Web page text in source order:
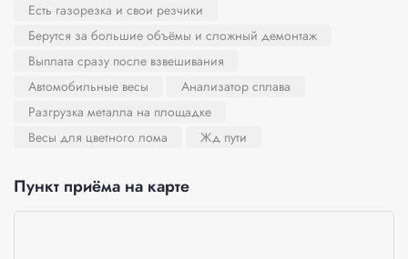
Есть газорезка и свои резчики
Берутся за большие объёмы и сложный демонтаж
Выплата сразу после взвешивания
Автомобильные весы
Анализатор сплава
Разгрузка металла на площадке
Весы для цветного лома
Жд пути
Пункт приёма на карте